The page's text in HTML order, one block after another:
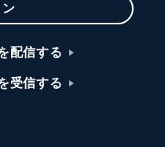
ン
配信する
受信する